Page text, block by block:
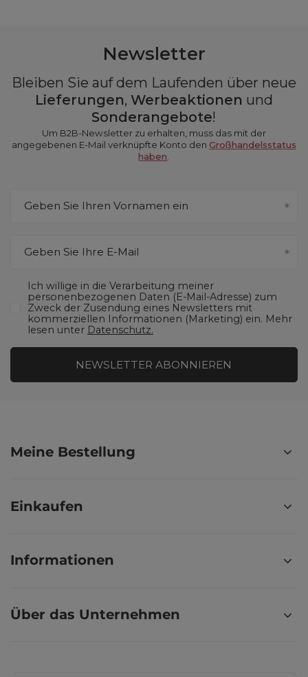
Newsletter
Bleiben Sie auf dem Laufenden über neue
Lieferungen, Werbeaktionen und
Sonderangebote!
Um B2B-Newsletter zu erhalten, muss das mit der
angegebenen E-Mail verknüpfte Konto den Großhandelsstatus
haben
Geben Sie Ihren Vornamen ein
Geben Sie Ihre E-Mail
Ich willige in die Verarbeitung meiner
personenbezogenen Daten (E-Mail-Adresse) zum
Zweck der Zusendung eines Newsletters mit
kommerziellen Informationen (Marketing) ein. Mehr
lesen unter Datenschutz.
NEWSLETTER ABONNIEREN
Meine Bestellung
Einkaufen
Informationen
Über das Unternehmen